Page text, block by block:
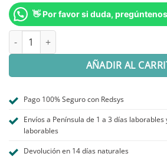
👋 Por favor si duda, pregúntenos
SILLA DE BAÑO DE ALUMINIO CONFORT
AÑADIR AL
Pago 100% Seguro con Redsys
Envíos a Península de 1 a 3 días
laborables
Devolución en 14 días naturales